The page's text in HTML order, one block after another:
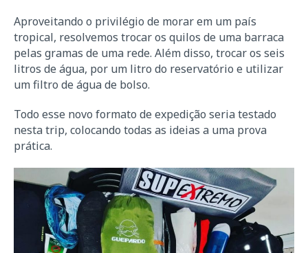
Aproveitando o privilégio de morar em um país
tropical, resolvemos trocar os quilos de uma barraca
pelas gramas de uma rede. Além disso, trocar os seis
litros de água, por um litro do reservatório e utilizar
um filtro de água de bolso.
Todo esse novo formato de expedição seria testado
nesta trip, colocando todas as ideias a uma prova
prática.